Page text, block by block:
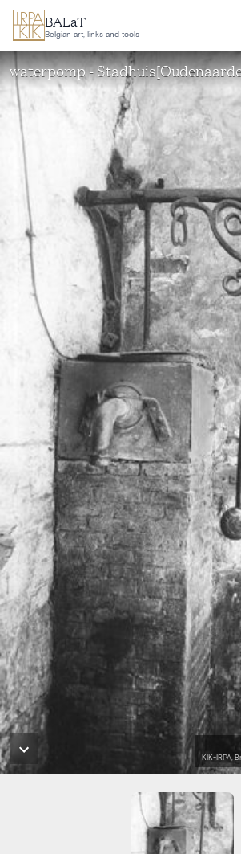
Ga naar hoofdinhoud
BALaT
Belgian art, links and tools
waterpomp -
KIK-IRPA,